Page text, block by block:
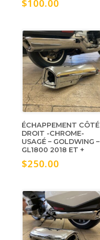
$100.00
ÉCHAPPEMENT CÔTÉ
DROIT -CHROME-
USAGÉ – GOLDWING –
GL1800 2018 ET +
$250.00